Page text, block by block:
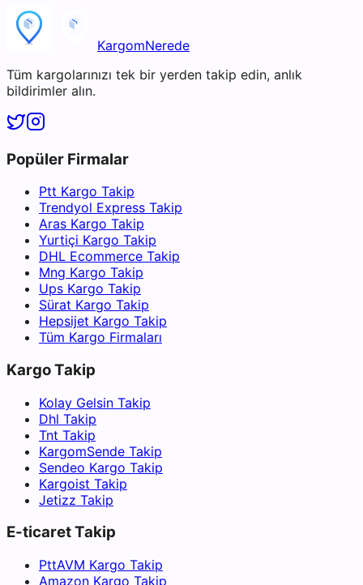
KargomNerede
Tüm kargolarınızı tek bir yerden takip edin, anlık
bildirimler alın.
Popüler Firmalar
Ptt Kargo Takip
Trendyol Express Takip
Aras Kargo Takip
Yurtiçi Kargo Takip
DHL Ecommerce Takip
Mng Kargo Takip
Ups Kargo Takip
Sürat Kargo Takip
Hepsijet Kargo Takip
Tüm Kargo Firmaları
Kargo Takip
Kolay Gelsin Takip
Dhl Takip
Tnt Takip
KargomSende Takip
Sendeo Kargo Takip
Kargoist Takip
Jetizz Takip
E-ticaret Takip
PttAVM Kargo Takip
Amazon Kargo Takip